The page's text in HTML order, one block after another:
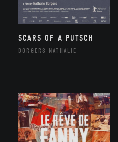
SCARS OF A PUTSCH
BORGERS NATHALIE